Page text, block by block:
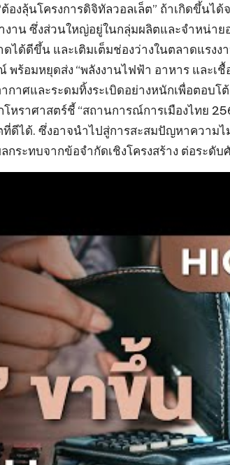
งลุ้นโครงการดิจิทัลวอลเล็ต” ถ้าเกิดขึ้นไ
น ซึ่งส่วนใหญ่อยู่ในกลุ่มผลิตและจำหน่าย
ด้ดีขึ้น และเติมเต็มช่องว่างในตลาดแรง
ร้อมหยุดส่ง “พลังงานไฟฟ้า อาหาร และเ
าศและระดมทิ้งระเบิดอย่างหนักเพื่อตอบ
าศาสตร์ชี้ “สถานการณ์การเมืองไทย
ดีได้. ซึ่งอาจนำไปสู่การสะสมปัญหาความ
ระทบจากข้อจำกัดเชิงโครงสร้าง ต่อระดั